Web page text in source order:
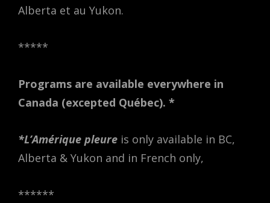
Alberta et au Yukon.
*****
Programs are available everywhere in
Canada (excepted Québec). *
*L’Amérique pleure is only available in BC,
Alberta & Yukon and in French only,
******